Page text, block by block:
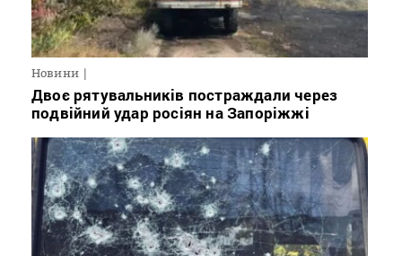
Новини
Двоє рятувальників постраждали через
подвійний удар росіян на Запоріжжі